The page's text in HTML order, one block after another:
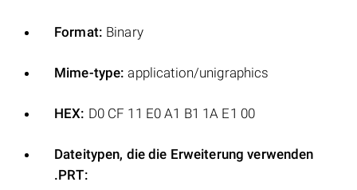
Format: Binary
Mime-type: application/unigraphics
HEX: D0 CF 11 E0 A1 B1 1A E1 00
Dateitypen, die die Erweiterung verwenden
.PRT: